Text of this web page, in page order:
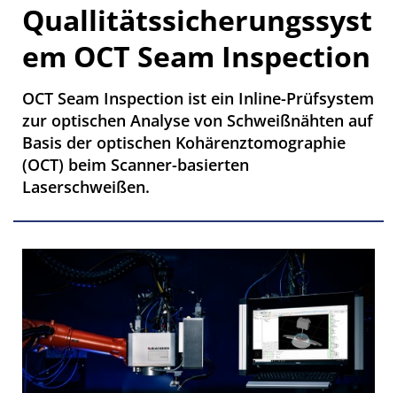
Quallitätssicherungssyst
em OCT Seam Inspection
OCT Seam Inspection ist ein Inline-Prüfsystem
zur optischen Analyse von Schweißnähten auf
Basis der optischen Kohärenztomographie
(OCT) beim Scanner-basierten
Laserschweißen.